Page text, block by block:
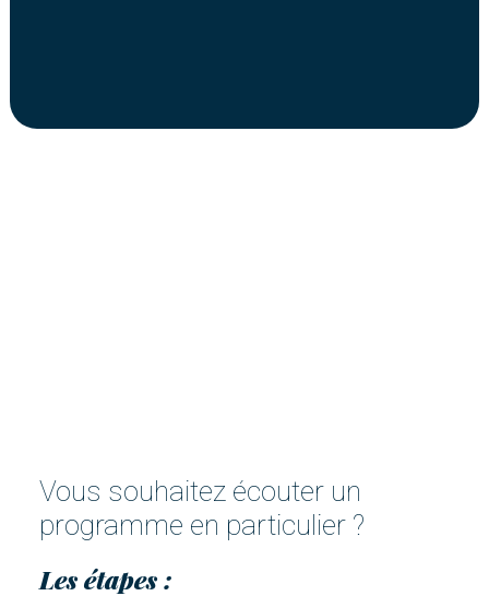
Vous souhaitez écouter un
programme en particulier ?
Les étapes :